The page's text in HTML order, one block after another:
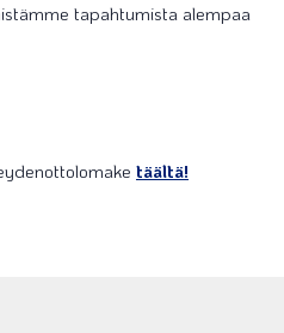
tapahtumista alempaa
täältä!